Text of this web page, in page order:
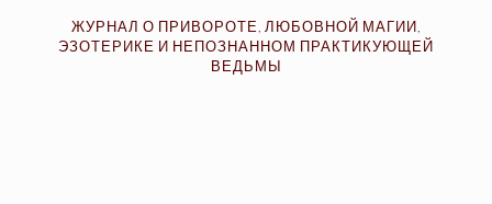
ЖУРНАЛ О ПРИВОРОТЕ, ЛЮБОВНОЙ МАГИИ,
ЭЗОТЕРИКЕ И НЕПОЗНАННОМ ПРАКТИКУЮЩЕЙ
ВЕДЬМЫ